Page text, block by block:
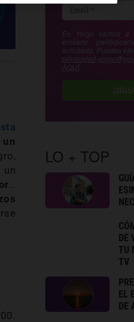
un
En Yoigo vamos a
enviarte
solicitada. Puedes
privacidad-
AQUÍ
LO + TOP
DE
TU
TV
EL
DE